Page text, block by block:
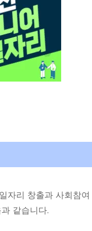
자리 창출과 사회참
같습니다.